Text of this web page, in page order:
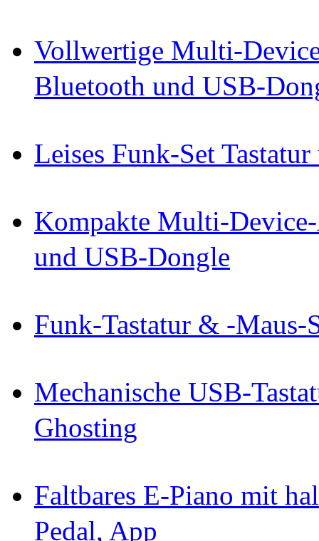
Vollwertige Multi-
Bluetooth und USB-
Leises Funk-Set
Kompakte Multi-
und USB-Dongle
Funk-Tastatur & -Maus-
Mechanische USB-
Ghosting
Faltbares E-Piano mit
Pedal, App